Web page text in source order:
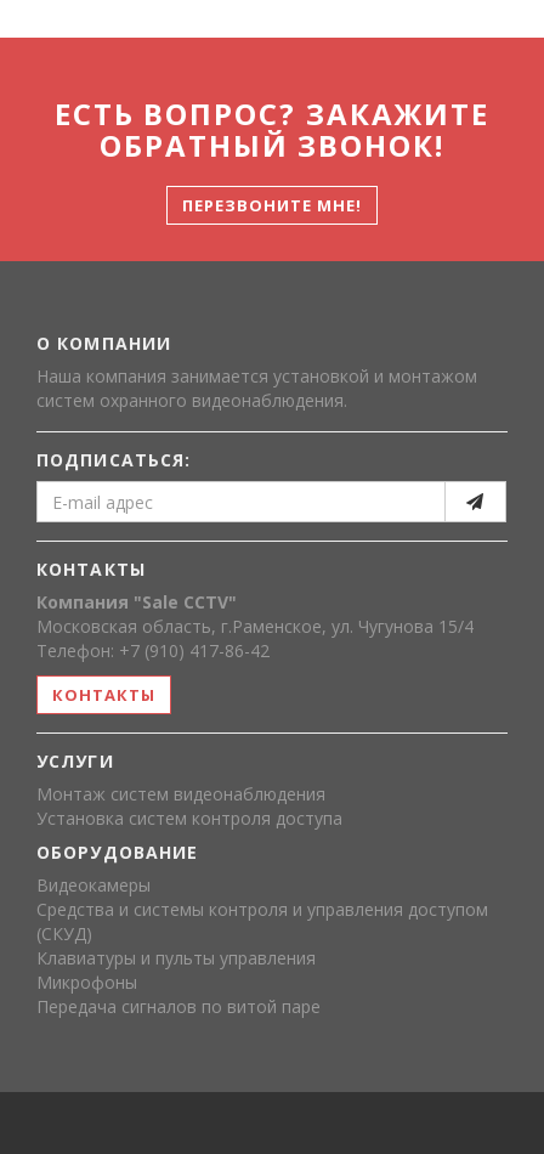
ЕСТЬ ВОПРОС? ЗАКАЖИТЕ
ОБРАТНЫЙ ЗВОНОК!
ПЕРЕЗВОНИТЕ МНЕ!
О КОМПАНИИ
Наша компания занимается установкой и монтажом
систем охранного видеонаблюдения.
ПОДПИСАТЬСЯ:
КОНТАКТЫ
Компания "Sale CCTV"
Московская область, г.Раменское, ул. Чугунова 15/4
Телефон: +7 (910) 417-86-42
КОНТАКТЫ
УСЛУГИ
Монтаж систем видеонаблюдения
Установка систем контроля доступа
ОБОРУДОВАНИЕ
Видеокамеры
Средства и системы контроля и управления доступом
(СКУД)
Клавиатуры и пульты управления
Микрофоны
Передача сигналов по витой паре